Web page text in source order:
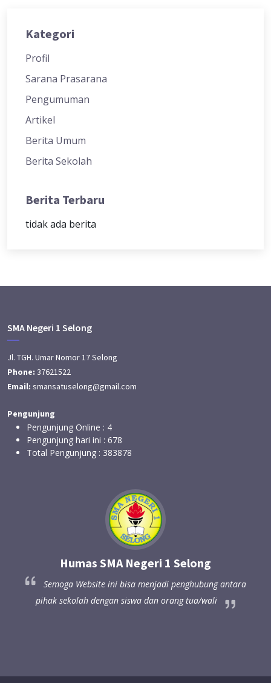
Kategori
Profil
Sarana Prasarana
Pengumuman
Artikel
Berita Umum
Berita Sekolah
Berita Terbaru
tidak ada berita
SMA Negeri 1 Selong
Jl. TGH. Umar Nomor 17 Selong
Phone: 37621522
Email: smansatuselong@gmail.com
Pengunjung
Pengunjung Online : 4
Pengunjung hari ini : 678
Total Pengunjung : 383878
Humas SMA Negeri 1 Selong
Semoga Website ini bisa menjadi penghubung antara
pihak sekolah dengan siswa dan orang tua/wali